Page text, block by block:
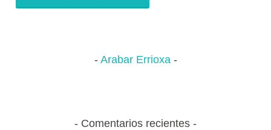
Arabar Errioxa
Comentarios recientes